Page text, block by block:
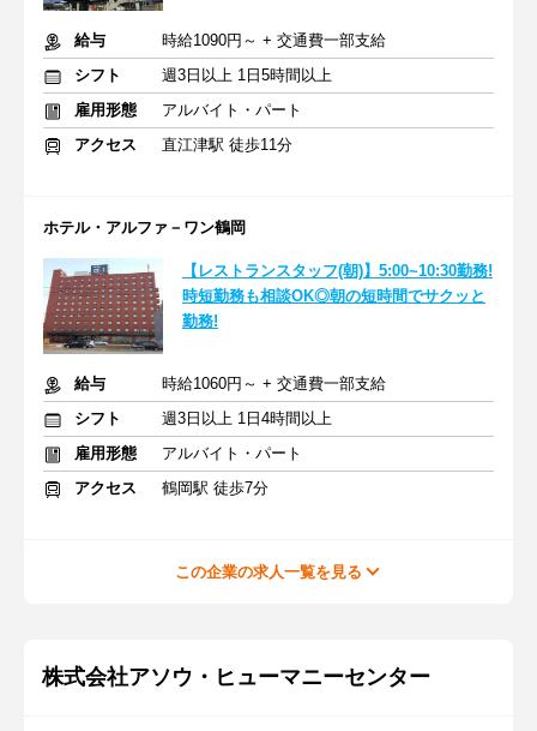
給与
時給1090円～ + 交通費一部支給
シフト
週3日以上 1日5時間以上
雇用形態
アルバイト・パート
アクセス
直江津駅 徒歩11分
ホテル・アルファ－ワン鶴岡
【レストランスタッフ(朝)】5:00~10:30勤務!
時短勤務も相談OK◎朝の短時間でサクッと
勤務!
給与
時給1060円～ + 交通費一部支給
シフト
週3日以上 1日4時間以上
雇用形態
アルバイト・パート
アクセス
鶴岡駅 徒歩7分
この企業の求人一覧を見る
株式会社アソウ・ヒューマニーセンター